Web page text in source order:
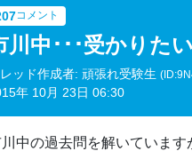
コメント
川中･･･受かりた
ッド作成者: 頑張れ受験生
年 10月 23日 06:30
中の過去問を解いています